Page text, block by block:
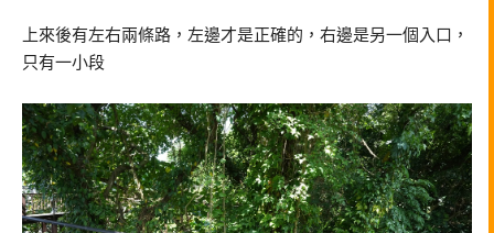
上來後有左右兩條路，左邊才是正確的，右邊是另一個入口，
只有一小段